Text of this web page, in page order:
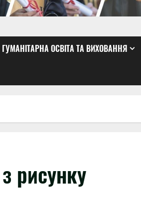
ГУМАНІТАРНА ОСВІТА ТА ВИХОВАННЯ
рисунку